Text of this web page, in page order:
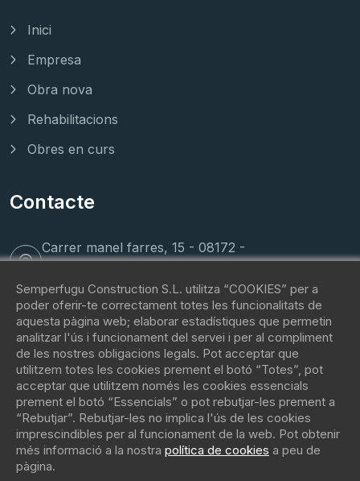
Inici
Empresa
Obra nova
Rehabilitacions
Obres en curs
Contacte
Carrer manel farres, 15 - 08172 -
(+34) 62 088 81 42
contacto@fugu.immo
Semperfugu Construction S.L. utilitza “COOKIES” per a
poder oferir-te correctament totes les funcionalitats de
aquesta pàgina web; elaborar estadístiques que permetin
analitzar l'ús i funcionament del servei i per al compliment
de les nostres obligacions legals. Pot acceptar que
utilitzem totes les cookies prement el botó “Totes”, pot
acceptar que utilitzem només les cookies essencials
prement el botó “Essencials” o pot rebutjar-les prement a
“Rebutjar”. Rebutjar-les no implica l'ús de les cookies
imprescindibles per al funcionament de la web. Pot obtenir
més informació a la nostra política de cookies a peu de
pàgina.